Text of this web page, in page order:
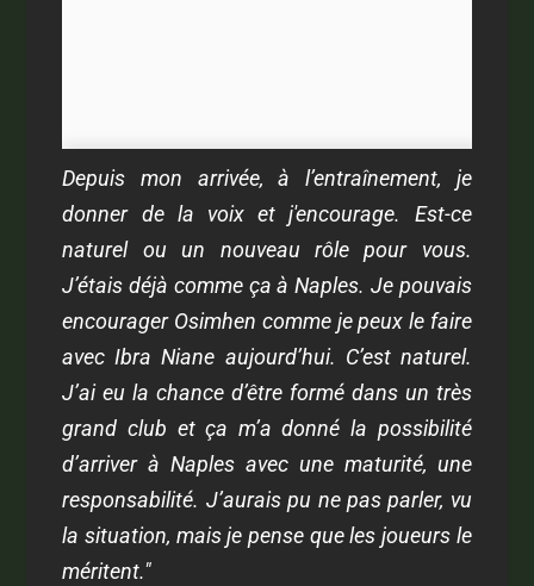
Depuis mon arrivée, à l’entraînement, je
donner de la voix et j'encourage. Est-ce
naturel ou un nouveau rôle pour vous.
J’étais déjà comme ça à Naples. Je pouvais
encourager Osimhen comme je peux le faire
avec Ibra Niane aujourd’hui. C’est naturel.
J’ai eu la chance d’être formé dans un très
grand club et ça m’a donné la possibilité
d’arriver à Naples avec une maturité, une
responsabilité. J’aurais pu ne pas parler, vu
la situation, mais je pense que les joueurs le
méritent."